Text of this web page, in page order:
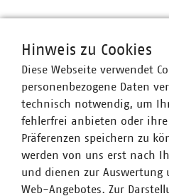
ENERGIEWIRTSCHAFT
WASSER/
Hinweis zu Cookies
Diese Webseite verwendet
personenbezogene Daten
technisch notwendig, um
fehlerfrei anbieten oder
Präferenzen speichern zu
werden von uns erst nach
und dienen zur Auswertung
Web-Angebotes. Zur